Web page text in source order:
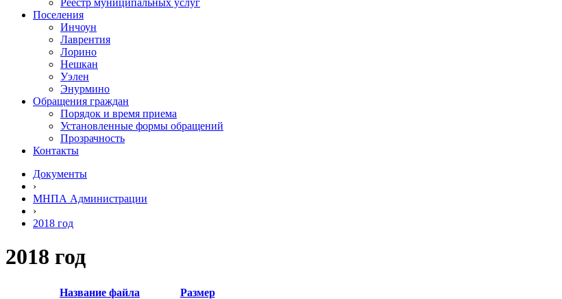
Реестр муниципальных услуг
Поселения
Инчоун
Лаврентия
Лорино
Нешкан
Уэлен
Энурмино
Обращения граждан
Порядок и время приема
Установленные формы обращений
Прозрачность
Контакты
Документы
›
МНПА Администрации
›
2018 год
2018 год
Название файла
Размер